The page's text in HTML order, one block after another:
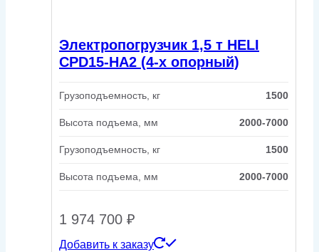
Электропогрузчик 1,5 т HELI
CPD15-HA2 (4-х опорный)
Грузоподъемность, кг 1500
Высота подъема, мм 2000-7000
Грузоподъемность, кг 1500
Высота подъема, мм 2000-7000
1 974 700 ₽
Добавить к заказу